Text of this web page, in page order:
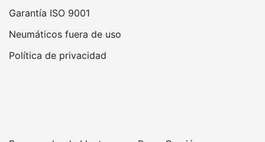
Garantía ISO 9001
Neumáticos fuera de uso
Política de privacidad